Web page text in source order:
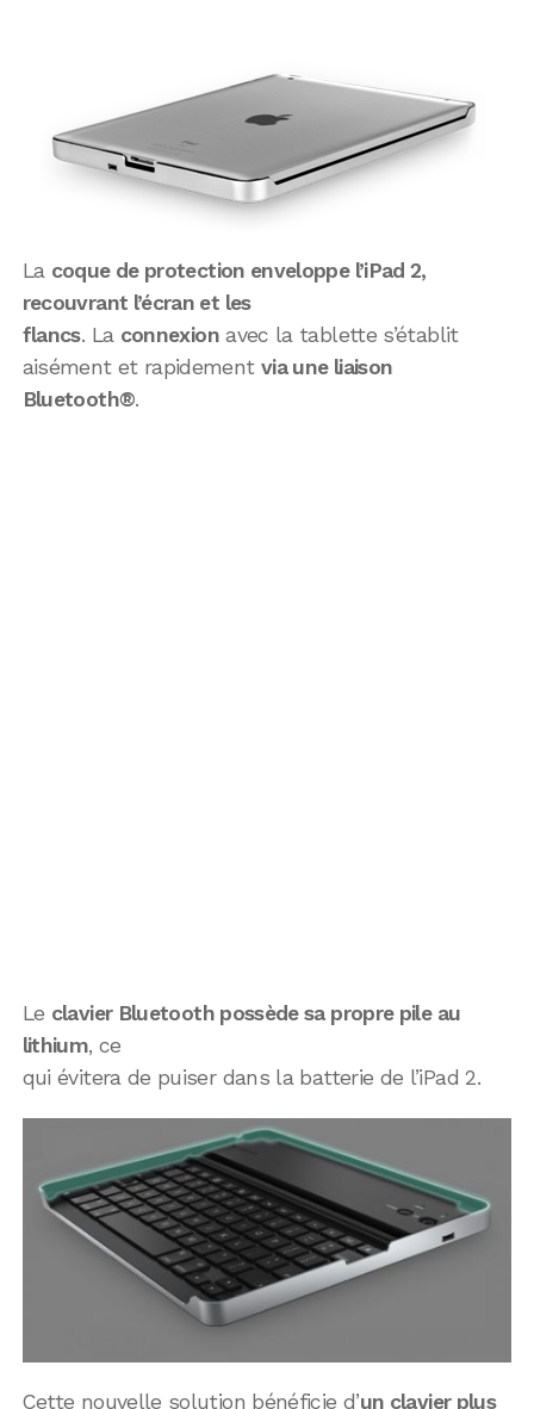
La coque de protection enveloppe l’iPad 2,
recouvrant l’écran et les
flancs. La connexionavec la tablette s’établit
aisément et rapidement via une liaison
Bluetooth®.
Le clavier Bluetooth possède sa propre pile au
lithium, ce
qui évitera de puiser dans la batterie de l’iPad 2.
Cette nouvelle solution bénéficie d’un clavier plus